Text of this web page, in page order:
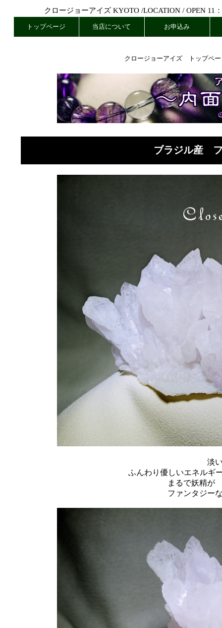
クロージョーアイズ KYOTO /LOCATION / OPEN 11
トップページ 当店について お申込み
クロージョーアイズ トップペー
ブラジル産
淡
ふんわり優しいエネルギ
まるで妖精が
ファンタジー